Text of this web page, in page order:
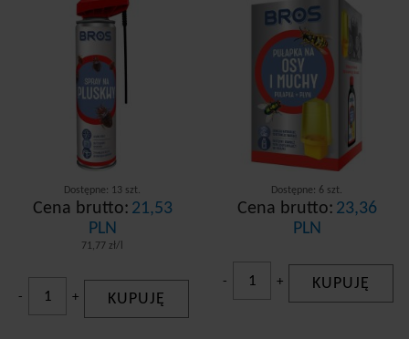
Dostępne: 13 szt.
Cena brutto: 21,53
PLN
71,77 zł/l
- + KUPUJĘ
Dostępne: 6 szt.
Cena brutto: 23,36
PLN
- + KUPUJĘ